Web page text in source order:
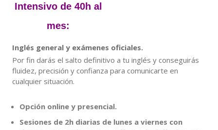
Intensivo de 40h al
mes:
Inglés general y exámenes oficiales.
Por fin darás el salto definitivo a tu inglés y conseguirás
fluidez, precisión y confianza para comunicarte en
cualquier situación.
Opción online y presencial.
Sesiones de 2h diarias de lunes a viernes con